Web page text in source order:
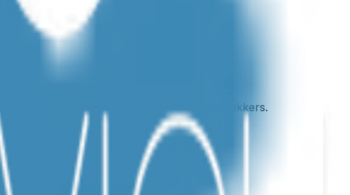
geaccepteerd door vrijwel alle geldverstrekkers.